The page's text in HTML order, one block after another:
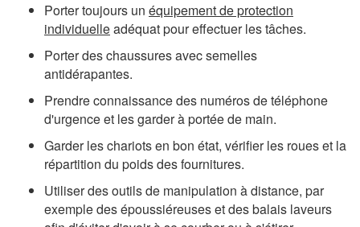
Porter toujours un équipement de protection
individuelleadéquat pour effectuer les tâches.
Porter des chaussures avec semelles
antidérapantes.
Prendre connaissance des numéros de téléphone
d'urgence et les garder à portée de main.
Garder les chariots en bon état, vérifier les roues et la
répartition du poids des fournitures.
Utiliser des outils de manipulation à distance, par
exemple des époussiéreuses et des balais laveurs